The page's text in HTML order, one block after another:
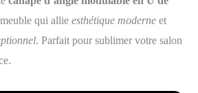
qui allie esthétique moderne et
. Parfait pour sublimer votre salon